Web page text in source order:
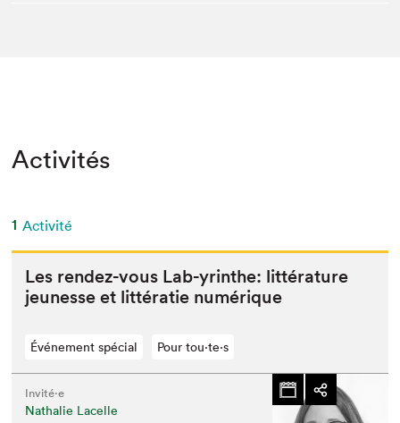
Activités
1 Activité
Les ren­dez-vous Lab-yrinthe: lit­téra­ture
jeunesse et lit­tératie numérique
Événement spécial Pour tou⋅te⋅s
Invité⋅e
Nathalie Lacelle